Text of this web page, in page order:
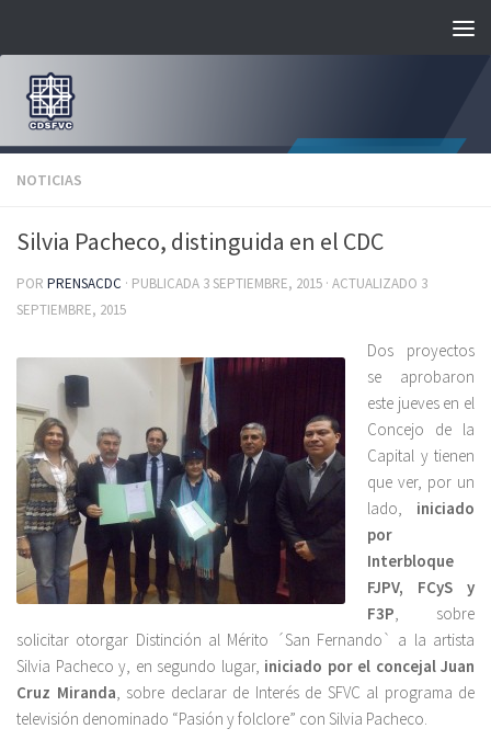
NOTICIAS
Silvia Pacheco, distinguida en el CDC
POR PRENSACDC · PUBLICADA 3 SEPTIEMBRE, 2015 · ACTUALIZADO 3
SEPTIEMBRE, 2015
Dos proyectos
se aprobaron
este jueves en el
Concejo de la
Capital y tienen
que ver, por un
lado, iniciado
por
Interbloque
FJPV, FCyS y
F3P, sobre
solicitar otorgar Distinción al Mérito ´San Fernando` a la artista
Silvia Pacheco y, en segundo lugar, iniciado por el concejal Juan
Cruz Miranda, sobre declarar de Interés de SFVC al programa de
televisión denominado “Pasión y folclore” con Silvia Pacheco.